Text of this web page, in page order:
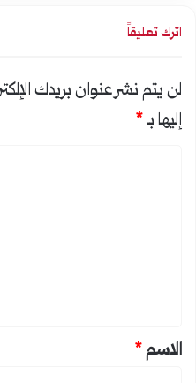
اترك تعليقاً
لن يتم نشر عنوان بريدك
إليها بـ*
*
الاسم*